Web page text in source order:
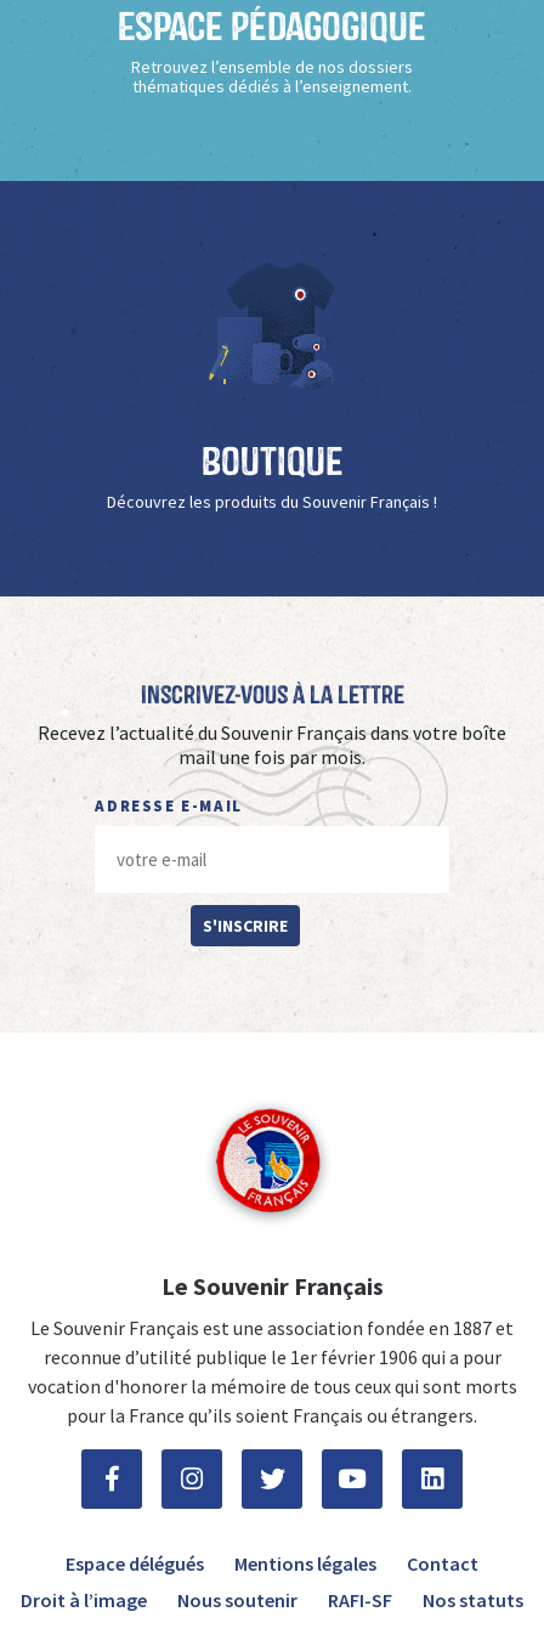
Espace Pédagogique
Retrouvez l’ensemble de nos dossiers
thématiques dédiés à l’enseignement.
Boutique
Découvrez les produits du Souvenir Français !
Inscrivez-vous à La Lettre
Recevez l’actualité du Souvenir Français dans votre boîte
mail une fois par mois.
ADRESSE E-MAIL
S'INSCRIRE
Le Souvenir Français
Le Souvenir Français est une association fondée en 1887 et
reconnue d’utilité publique le 1er février 1906 qui a pour
vocation d'honorer la mémoire de tous ceux qui sont morts
pour la France qu’ils soient Français ou étrangers.
Espace délégués Mentions légales
Contact
Droit à l’image
Nous soutenir RAFI-SF Nos statuts